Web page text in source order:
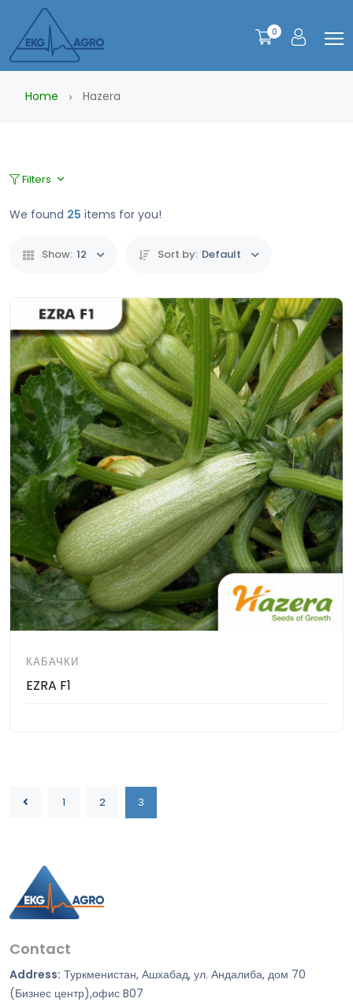
0
Home Hazera
Filters
We found 25 items for you!
Show: 12 Sort by: Default
КАБАЧКИ
EZRA F1
1 2 3
Contact
Address: Туркменистан, Ашхабад, ул. Андалиба, дом 70
(Бизнес центр),офис B07